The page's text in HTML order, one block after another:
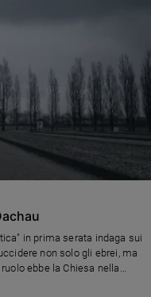
serata indaga sui
non solo gli ebrei, ma
ebbe la Chiesa nella